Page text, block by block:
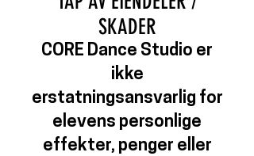
SKADER
CORE Dance Studio er
ikke
erstatningsansvarlig for
elevens personlige
effekter, penger eller